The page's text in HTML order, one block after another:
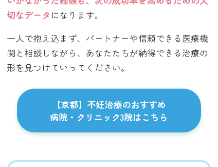
切なデータになります。
一人で抱え込まず、パートナーや信頼できる医療機
関と相談しながら、あなたたちが納得できる治療の
形を見つけていってください。
【京都】不妊治療のおすすめ
病院・クリニック3院はこちら